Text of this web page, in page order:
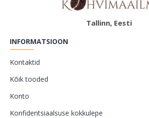
Tallinn, Eesti
INFORMATSIOON
Kontaktid
Kõik tooded
Konto
Konfidentsiaalsuse kokkulepe